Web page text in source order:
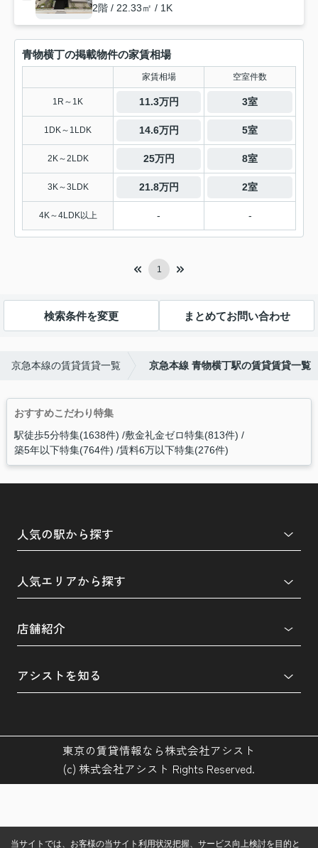
2階 / 22.33㎡ / 1K
青物横丁の掲載物件の家賃相場
家賃相場 空室件数
1R～1K 11.3万円 3室
1DK～1LDK 14.6万円 5室
2K～2LDK 25万円 8室
3K～3LDK 21.8万円 2室
4K～4LDK以上 - -
1
検索条件を変更 まとめてお問い合わせ
京急本線の賃貸賃貸一覧 京急本線 青物横丁駅の賃貸賃貸一覧
おすすめこだわり特集
駅徒歩5分特集(1638件) 敷金礼金ゼロ特集(813件)
築5年以下特集(764件) 賃料6万以下特集(276件)
人気の駅から探す
人気エリアから探す
店舗紹介
アシストを知る
東京の賃貸情報なら株式会社アシスト
(c) 株式会社アシスト Rights Reserved.
当サイトでは、お客様の当サイト利用状況把握、サービス向上検討を目的と